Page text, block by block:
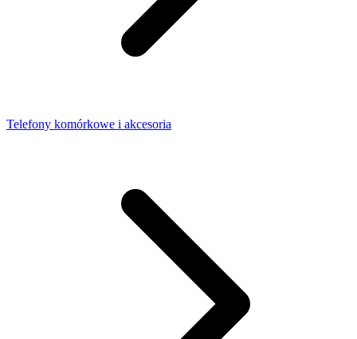
Telefony komórkowe i akcesoria